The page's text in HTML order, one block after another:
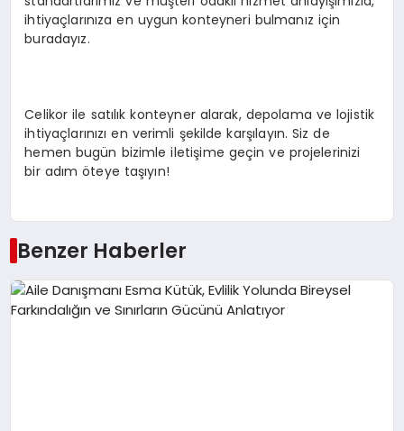
ihtiyaçlarınıza en uygun konteyneri bulmanız için
buradayız.
Celikor ile satılık konteyner alarak, depolama ve lojistik
ihtiyaçlarınızı en verimli şekilde karşılayın. Siz de
hemen bugün bizimle iletişime geçin ve projelerinizi
bir adım öteye taşıyın!
Benzer Haberler